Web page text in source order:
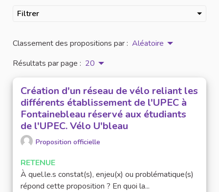
Filtrer
Classement des propositions par : Aléatoire
Résultats par page : 20
Création d'un réseau de vélo reliant les
différents établissement de l'UPEC à
Fontainebleau réservé aux étudiants
de l'UPEC. Vélo U'bleau
Proposition officielle
RETENUE
À quel.le.s constat(s), enjeu(x) ou problématique(s)
répond cette proposition ? En quoi la...